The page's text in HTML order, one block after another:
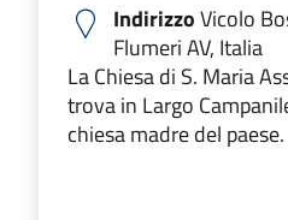
IndirizzoVicolo
Flumeri AV, Italia
La Chiesa di S. Maria
trova in Largo
chiesa madre del paese.